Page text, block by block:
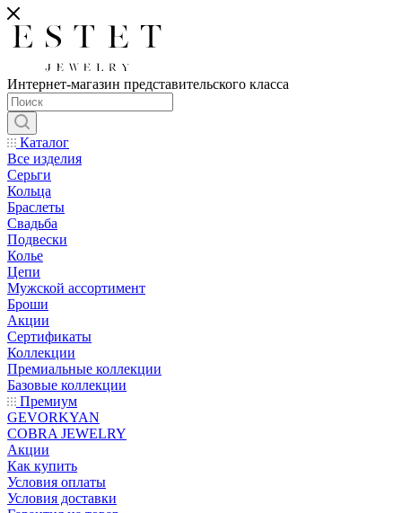
Интернет-магазин представительского класса
Каталог
Все изделия
Серьги
Кольца
Браслеты
Свадьба
Подвески
Колье
Цепи
Мужской ассортимент
Броши
Акции
Сертификаты
Коллекции
Премиальные коллекции
Базовые коллекции
Премиум
GEVORKYAN
COBRA JEWELRY
Акции
Как купить
Условия оплаты
Условия доставки